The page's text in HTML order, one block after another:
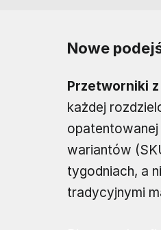
Nowe
Przetworniki
każdej
wariantów
tygodniach, a
tradycyjnymi